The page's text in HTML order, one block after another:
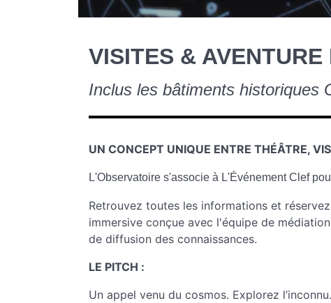
VISITES & AVENTURE
Inclus les bâtiments historiques
UN CONCEPT UNIQUE ENTRE THÉÂTRE,
L'Observatoire s'associe à L'Événement Clef
Retrouvez toutes les informations et
immersive conçue avec l'équipe de
de diffusion des connaissances.
LE PITCH :
Un appel venu du cosmos. Explorez l’inconnu.